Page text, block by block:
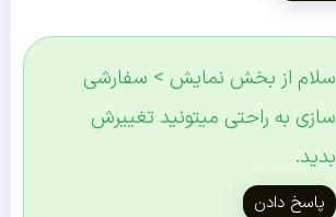
سلام از بخش نمایش > سفارشی
سازی به راحتی میتونید تغییرش
بدید.
پاسخ دادن